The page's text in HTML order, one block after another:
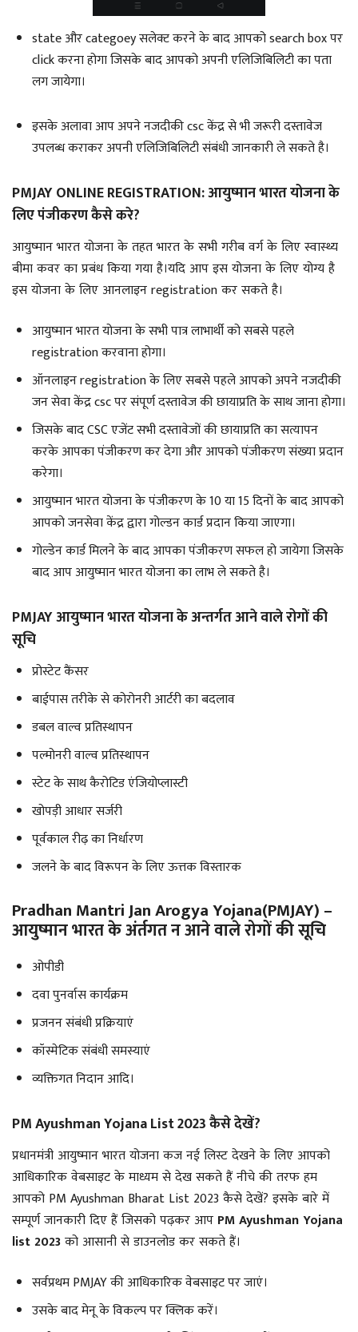
state और categoey सलेक्ट करने के बाद आपको search box पर
click करना होगा जिसके बाद आपको अपनी एलिजिबिलिटी का पता
लग जायेगा।
इसके अलावा आप अपने नजदीकी csc केंद्र से भी जरूरी दस्तावेज
उपलब्ध कराकर अपनी एलिजिबिलिटी संबंधी जानकारी ले सकते है।
PMJAY ONLINE REGISTRATION: आयुष्मान भारत योजना के
लिए पंजीकरण कैसे करे?
आयुष्मान भारत योजना के तहत भारत के सभी गरीब वर्ग के लिए स्वास्थ्य
बीमा कवर का प्रबंध किया गया है।यदि आप इस योजना के लिए योग्य है
इस योजना के लिए आनलाइन registration कर सकते है।
आयुष्मान भारत योजना के सभी पात्र लाभार्थी को सबसे पहले
registration करवाना होगा।
ऑनलाइन registration के लिए सबसे पहले आपको अपने नजदीकी
जन सेवा केंद्र csc पर संपूर्ण दस्तावेज की छायाप्रति के साथ जाना होगा।
जिसके बाद CSC एजेंट सभी दस्तावेजों की छायाप्रति का सत्यापन
करके आपका पंजीकरण कर देगा और आपको पंजीकरण संख्या प्रदान
करेगा।
आयुष्मान भारत योजना के पंजीकरण के 10 या 15 दिनों के बाद आपको
आपको जनसेवा केंद्र द्वारा गोल्डन कार्ड प्रदान किया जाएगा।
गोल्डेन कार्ड मिलने के बाद आपका पंजीकरण सफल हो जायेगा जिसके
बाद आप आयुष्मान भारत योजना का लाभ ले सकते है।
PMJAY आयुष्मान भारत योजना के अन्तर्गत आने वाले रोगों की
सूचि
प्रोस्टेट कैंसर
बाईपास तरीके से कोरोनरी आर्टरी का बदलाव
डबल वाल्व प्रतिस्थापन
पल्मोनरी वाल्व प्रतिस्थापन
स्टेट के साथ कैरोटिड एंजियोप्लास्टी
खोपड़ी आधार सर्जरी
पूर्वकाल रीढ़ का निर्धारण
जलने के बाद विरूपन के लिए ऊत्तक विस्तारक
Pradhan Mantri Jan Arogya Yojana(PMJAY) –
आयुष्मान भारत के अंर्तगत न आने वाले रोगों की सूचि
ओपीडी
दवा पुनर्वास कार्यक्रम
प्रजनन संबंधी प्रक्रियाएं
कॉस्मेटिक संबंधी समस्याएं
व्यक्तिगत निदान आदि।
PM Ayushman Yojana List 2023 कैसे देखें?
प्रधानमंत्री आयुष्मान भारत योजना कज नई लिस्ट देखने के लिए आपको
आधिकारिक वेबसाइट के माध्यम से देख सकते हैं नीचे की तरफ हम
आपको PM Ayushman Bharat List 2023 कैसे देखें? इसके बारे में
सम्पूर्ण जानकारी दिए हैं जिसको पढ़कर आप PM Ayushman Yojana
list 2023को आसानी से डाउनलोड कर सकते हैं।
सर्वप्रथम PMJAY की आधिकारिक वेबसाइट पर जाएं।
उसके बाद मेनू के विकल्प पर क्लिक करें।